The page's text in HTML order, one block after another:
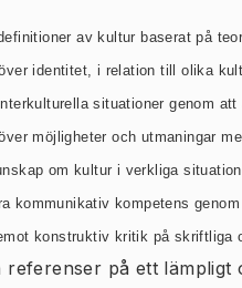
av kultur baserat på
identitet, i relation till olika
situationer genom
möjligheter och utmaningar
om kultur i verkliga
kommunikativ kompetens
konstruktiv kritik på skriftliga
referenser på ett lämpligt